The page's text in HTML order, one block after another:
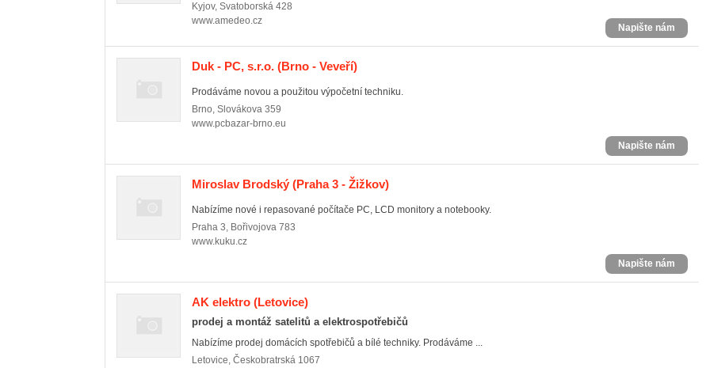
Kyjov, Svatoborská 428
www.amedeo.cz
Napište nám
Duk - PC, s.r.o. (Brno - Veveří)
Prodáváme novou a použitou výpočetní techniku.
Brno, Slovákova 359
www.pcbazar-brno.eu
Napište nám
Miroslav Brodský (Praha 3 - Žižkov)
Nabízíme nové i repasované počítače PC, LCD monitory a notebooky.
Praha 3, Bořivojova 783
www.kuku.cz
Napište nám
AK elektro (Letovice)
prodej a montáž satelitů a elektrospotřebičů
Nabízíme prodej domácích spotřebičů a bílé techniky. Prodáváme ...
Letovice, Českobratrská 1067